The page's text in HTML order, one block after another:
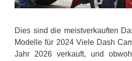
Dies sind die meistverkauften
Modelle für 2024 Viele Dash
Jahr 2026 verkauft, und